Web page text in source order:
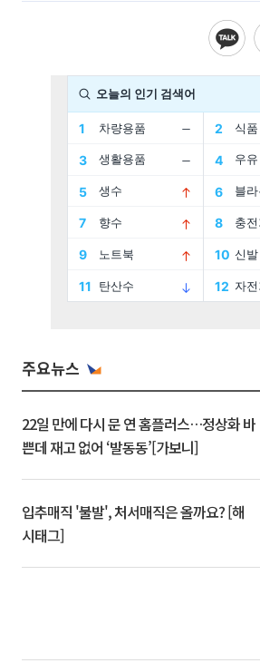
주요뉴스
22일 만에 다시 문 연 홈플러스…정상화 바
쁜데 재고 없어 ‘발동동’[가보니]
입추매직 '불발', 처서매직은 올까요? [해
시태그]